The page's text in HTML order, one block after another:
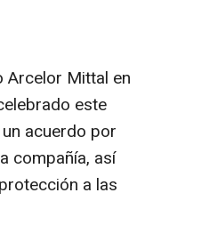
Arcelor Mittal en
este
acuerdo por
compañía, así
a las